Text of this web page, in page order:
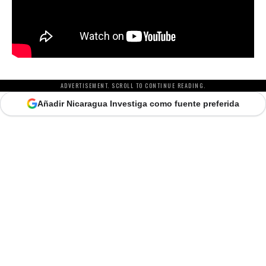
ADVERTISEMENT. SCROLL TO CONTINUE READING.
Añadir Nicaragua Investiga como fuente preferida